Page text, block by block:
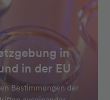
in
in der EU
Bestimmungen der